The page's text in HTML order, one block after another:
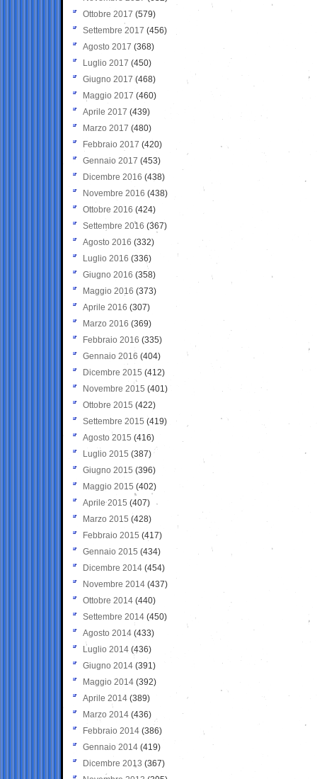
Ottobre 2017 (579)
Settembre 2017 (456)
Agosto 2017 (368)
Luglio 2017 (450)
Giugno 2017 (468)
Maggio 2017 (460)
Aprile 2017 (439)
Marzo 2017 (480)
Febbraio 2017 (420)
Gennaio 2017 (453)
Dicembre 2016 (438)
Novembre 2016 (438)
Ottobre 2016 (424)
Settembre 2016 (367)
Agosto 2016 (332)
Luglio 2016 (336)
Giugno 2016 (358)
Maggio 2016 (373)
Aprile 2016 (307)
Marzo 2016 (369)
Febbraio 2016 (335)
Gennaio 2016 (404)
Dicembre 2015 (412)
Novembre 2015 (401)
Ottobre 2015 (422)
Settembre 2015 (419)
Agosto 2015 (416)
Luglio 2015 (387)
Giugno 2015 (396)
Maggio 2015 (402)
Aprile 2015 (407)
Marzo 2015 (428)
Febbraio 2015 (417)
Gennaio 2015 (434)
Dicembre 2014 (454)
Novembre 2014 (437)
Ottobre 2014 (440)
Settembre 2014 (450)
Agosto 2014 (433)
Luglio 2014 (436)
Giugno 2014 (391)
Maggio 2014 (392)
Aprile 2014 (389)
Marzo 2014 (436)
Febbraio 2014 (386)
Gennaio 2014 (419)
Dicembre 2013 (367)